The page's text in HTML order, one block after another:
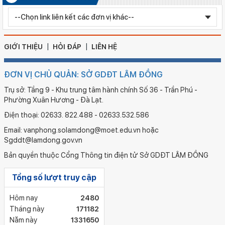
Ngày ban hành: 05/08/2026
Chỉnh sửa bằng TN THPT LÊ HUỲNH NHƯ HẬU
GIỚI THIỆU HỎI ĐÁP LIÊN HỆ
ĐƠN VỊ CHỦ QUẢN: SỞ GDĐT LÂM ĐỒNG
Trụ sở: Tầng 9 - Khu trung tâm hành chính Số 36 - Trần Phú -
Phường Xuân Hương - Đà Lạt.
Điện thoại: 02633. 822.488 - 02633.532.586
Email: vanphong.solamdong@moet.edu.vn hoặc
Sgddt@lamdong.gov.vn
Bản quyền thuộc Cổng Thông tin điện tử Sở GDĐT LÂM ĐỒNG
Tổng số lượt truy cập
Hôm nay
2480
Tháng này
171182
Năm này
1331650